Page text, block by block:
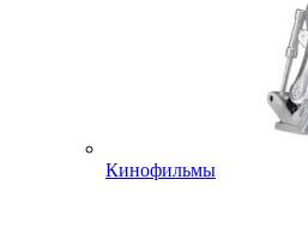
Кинофильмы